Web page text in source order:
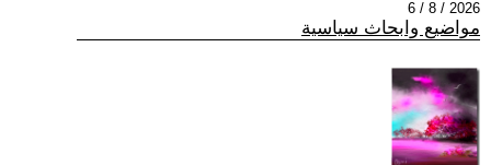
2026 / 8 / 6
مواضيع وابحاث سياسية